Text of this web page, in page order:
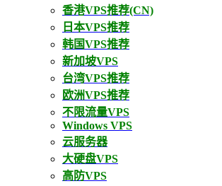
香港VPS推荐(CN)
日本VPS推荐
韩国VPS推荐
新加坡VPS
台湾VPS推荐
欧洲VPS推荐
不限流量VPS
Windows VPS
云服务器
大硬盘VPS
高防VPS